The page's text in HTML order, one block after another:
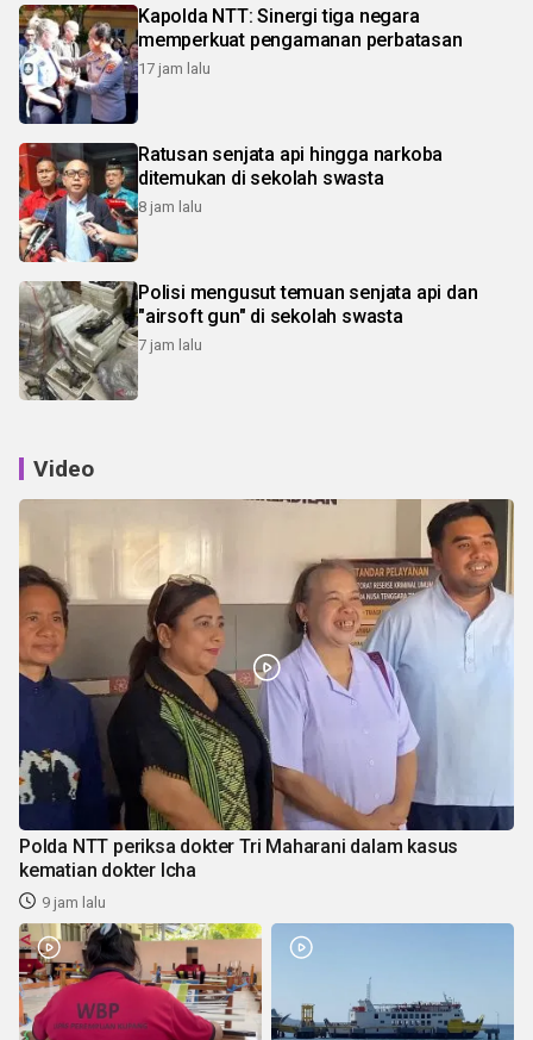
Kapolda NTT: Sinergi tiga negara
memperkuat pengamanan perbatasan
17 jam lalu
Ratusan senjata api hingga narkoba
ditemukan di sekolah swasta
8 jam lalu
Polisi mengusut temuan senjata api dan
"airsoft gun" di sekolah swasta
7 jam lalu
Video
Polda NTT periksa dokter Tri Maharani dalam kasus
kematian dokter Icha
9 jam lalu